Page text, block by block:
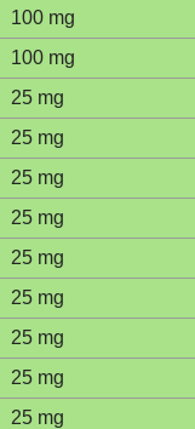
100 mg
100 mg
25 mg
25 mg
25 mg
25 mg
25 mg
25 mg
25 mg
25 mg
25 mg